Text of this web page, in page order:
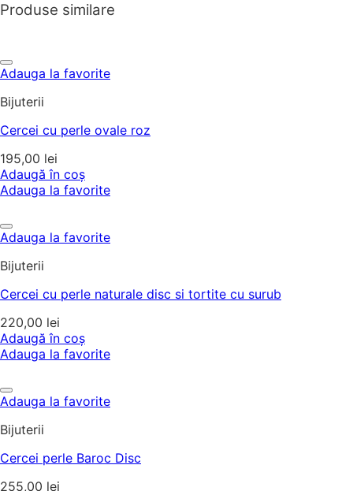
Produse similare
Adauga la favorite
Bijuterii
Cercei cu perle ovale roz
195,00 lei
Adaugă în coș
Adauga la favorite
Adauga la favorite
Bijuterii
Cercei cu perle naturale disc si tortite cu surub
220,00 lei
Adaugă în coș
Adauga la favorite
Adauga la favorite
Bijuterii
Cercei perle Baroc Disc
255,00 lei